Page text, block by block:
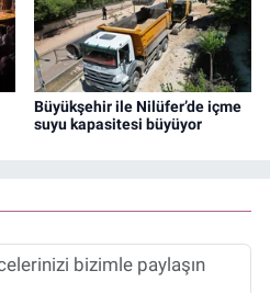
Büyükşehir ile Nilüfer’de içme
suyu kapasitesi büyüyor